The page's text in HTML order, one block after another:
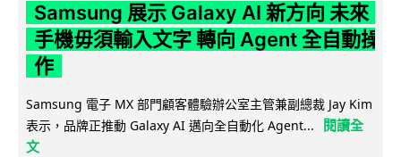
Samsung 展示 Galaxy AI 新方向 未來
手機毋須輸入文字 轉向 Agent 全自動操
作
Samsung 電子 MX 部門顧客體驗辦公室主管兼副總裁 Jay Kim
表示，品牌正推動 Galaxy AI 邁向全自動化 Agent...
閱讀全
文